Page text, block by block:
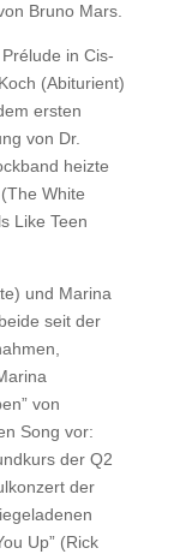
Bruno Mars.
in Cis-
(Abiturient)
ersten
von Dr.
heizte
White
Like Teen
und Marina
seit der
von
Song vor:
der Q2
der
Up” (Rick